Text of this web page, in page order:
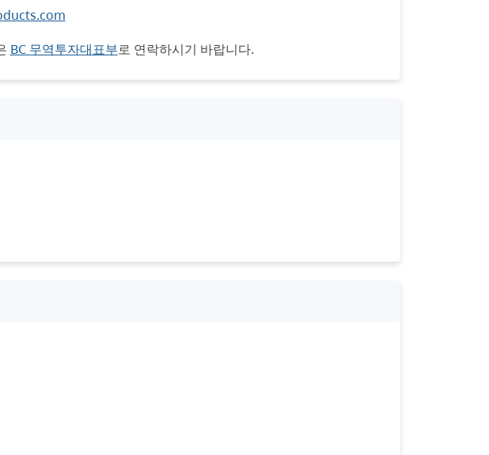
BC 무역투자대표부로 연락하시기 바랍니다.